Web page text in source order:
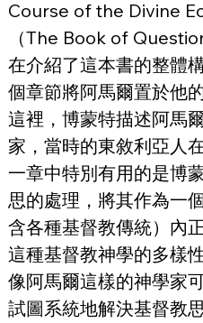
Course of the Divine
（The Book of
在介紹了這本書的整體
個章節將阿馬爾置於他
這裡，博蒙特描述阿馬
家，當時的東敘利亞人
一章中特別有用的是博
思的處理，將其作為一
含各種基督教傳統）內
這種基督教神學的多樣
像阿馬爾這樣的神學家
試圖系統地解決基督教